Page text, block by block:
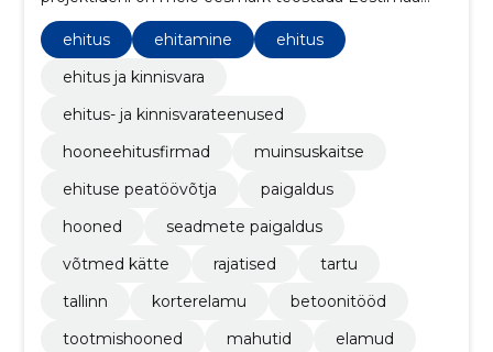
pinnal kestvaid lahendusi. Kogu projektitsükli vältel
toimub tihe koostöö tellijaga. Selline lähenemine
eeldab meie meeskonnalt laitmatut kompetentsi
erinevates ehitusvaldkondades.
ehitus ehitamine
ehitus
ehitus ja kinnisvara
ehitus- ja kinnisvarateenused
hooneehitusfirmad
muinsuskaitse
ehituse peatöövõtja
paigaldus
hooned
seadmete paigaldus
võtmed kätte
rajatised
tartu
tallinn
korterelamu
betoonitööd
tootmishooned
mahutid
elamud